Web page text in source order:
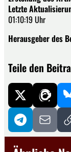
Letzte
01:10:19 Uhr
Herausgeber des
Teile den